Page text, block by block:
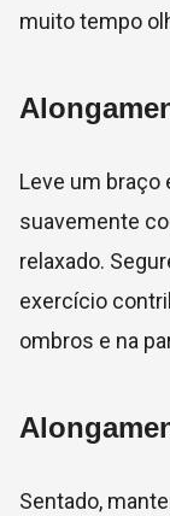
muito tempo
Leve um braço
suavemente
relaxado.
exercício
ombros e na
Sentado,